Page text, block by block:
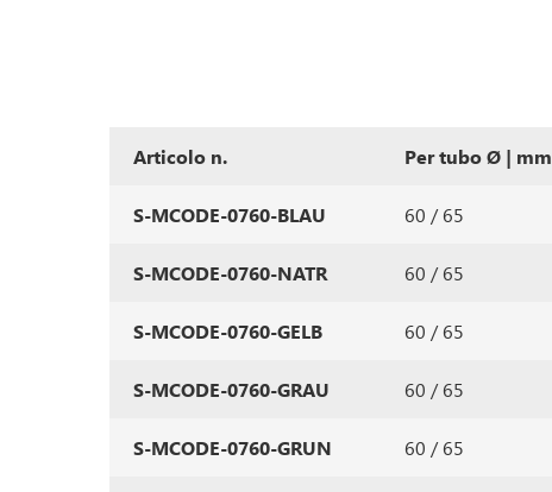
Articolo n. Per tubo Ø | mm
S-MCODE-0760-BLAU 60 / 65
S-MCODE-0760-NATR 60 / 65
S-MCODE-0760-GELB 60 / 65
S-MCODE-0760-GRAU 60 / 65
S-MCODE-0760-GRUN 60 / 65